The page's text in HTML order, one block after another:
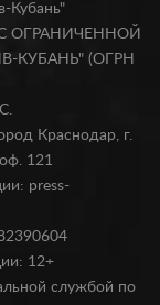
Кубань"
С ОГРАНИЧЕННОЙ
КУБАНЬ" (ОГРН
Краснодар, г.
121
press-
12+
службой по